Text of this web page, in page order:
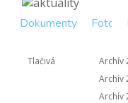
Dokumenty
Tlačivá
Archív
Archív
Archív